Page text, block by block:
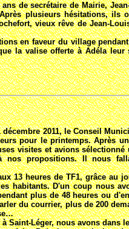
de secrétaire de Mairie,
plusieurs hésitations, ils
vieux rêve de Jean-
en faveur du village
la valise offerte à Adéla leur
2011, le Conseil
pour le printemps. Après
visites et avions sélectionné
nos propositions. Il nous
13 heures de TF1, grâce au
habitants. D'un coup nous
plus de 48 heures ou
du courrier, plus de 200
Saint-Léger, nous avons dans